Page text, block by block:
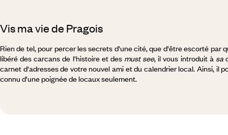
Vis ma vie de Pragois
Rien de tel, pour percer les secrets d'une cité, que d'être escorté
libéré des carcans de l'histoire et des must see, il vous introduit à sa
carnet d'adresses de votre nouvel ami et du calendrier local. Ainsi, il
connu d'une poignée de locaux seulement.